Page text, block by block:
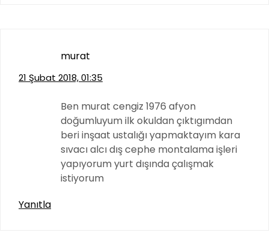
murat
21 Şubat 2018, 01:35
Ben murat cengiz 1976 afyon
doğumluyum ilk okuldan çıktıgımdan
beri inşaat ustalığı yapmaktayım kara
sıvacı alcı dış cephe montalama işleri
yapıyorum yurt dışında çalışmak
istiyorum
Yanıtla